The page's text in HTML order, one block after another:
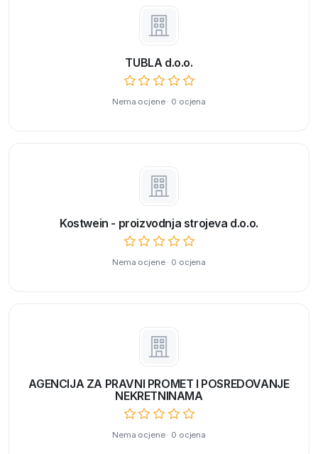
TUBLA d.o.o.
Nema ocjene · 0 ocjena
Kostwein - proizvodnja strojeva d.o.o.
Nema ocjene · 0 ocjena
AGENCIJA ZA PRAVNI PROMET I POSREDOVANJE
NEKRETNINAMA
Nema ocjene · 0 ocjena